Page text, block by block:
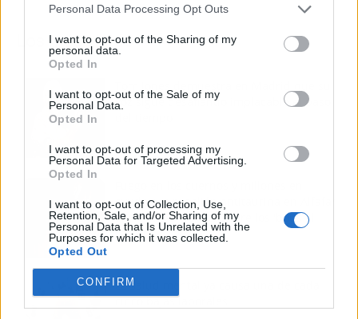
Personal Data Processing Opt Outs
I want to opt-out of the Sharing of my
personal data.
Opted In
I want to opt-out of the Sale of my
Personal Data.
Opted In
I want to opt-out of processing my
Personal Data for Targeted Advertising.
Opted In
I want to opt-out of Collection, Use,
Retention, Sale, and/or Sharing of my
Personal Data that Is Unrelated with the
Purposes for which it was collected.
Opted Out
CONFIRM
Los más vistos
voz sigue desafiando implacable el paso
ayudas: la rebelión antitaurina en Alfafar
enciende el debate sobre los 'bous al
carrer'
La salud mental ya causa una de cada
cinco bajas laborales